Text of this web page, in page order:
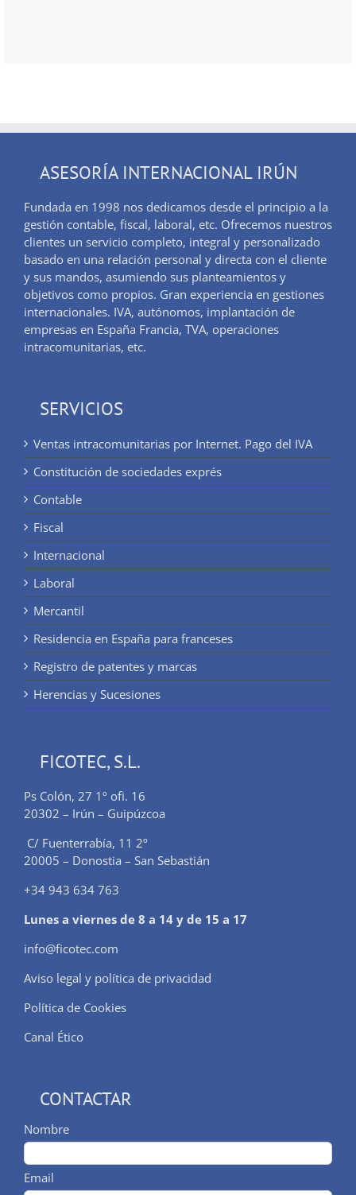
ASESORÍA INTERNACIONAL IRÚN
Fundada en 1998 nos dedicamos desde el principio a la
gestión contable, fiscal, laboral, etc. Ofrecemos nuestros
clientes un servicio completo, integral y personalizado
basado en una relación personal y directa con el cliente
y sus mandos, asumiendo sus planteamientos y
objetivos como propios. Gran experiencia en gestiones
internacionales. IVA, autónomos, implantación de
empresas en España Francia, TVA, operaciones
intracomunitarias, etc.
SERVICIOS
Ventas intracomunitarias por Internet. Pago del IVA
Constitución de sociedades exprés
Contable
Fiscal
Internacional
Laboral
Mercantil
Residencia en España para franceses
Registro de patentes y marcas
Herencias y Sucesiones
FICOTEC, S.L.
Ps Colón, 27 1º ofi. 16
20302 – Irún – Guipúzcoa
C/ Fuenterrabía, 11 2º
20005 – Donostia – San Sebastián
+34 943 634 763
Lunes a viernes de 8 a 14 y de 15 a 17
info@ficotec.com
Aviso legal y política de privacidad
Política de Cookies
Canal Ético
CONTACTAR
Nombre
Email